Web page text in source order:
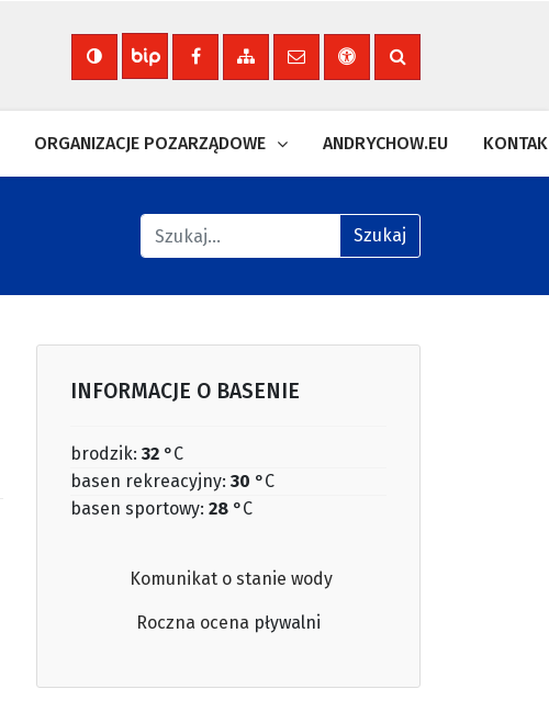
Biuletyn Informacji Publicznej
Nasza strona na Facebooku
Zobacz mapę strony
Wyślij emailDeklaracja dostępności
ORGANIZACJE POZARZĄDOWE ANDRYCHOW.EU
Znajdź na stronie Szukaj
INFORMACJE O BASENIE
brodzik: 32 °C
basen rekreacyjny: 30 °C
basen sportowy: 28 °C
Komunikat o stanie wody
Roczna ocena pływalni